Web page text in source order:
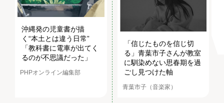
沖縄発の児童書が描
く“本土とは違う日常”
「教科書に電車が出てく
るのが不思議だった」
PHPオンライン編集部
「信じたものを信じ切
る」青葉市子さんが教室
に馴染めない思春期を過
ごし見つけた軸
青葉市子（音楽家）